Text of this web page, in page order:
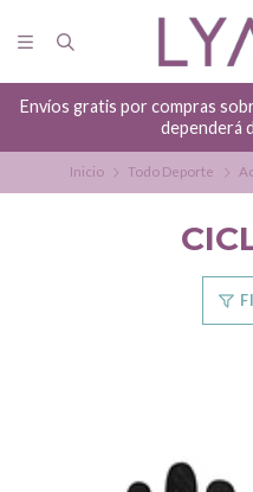
Envíos gratis por compras
dependerá
Inicio Todo Deporte